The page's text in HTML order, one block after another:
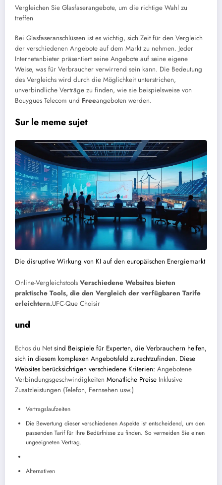
Vergleichen Sie Glasfaserangebote, um die richtige Wahl zu
treffen
Bei Glasfaseranschlüssen ist es wichtig, sich Zeit für den Vergleich
der verschiedenen Angebote auf dem Markt zu nehmen. Jeder
Internetanbieter präsentiert seine Angebote auf seine eigene
Weise, was für Verbraucher verwirrend sein kann. Die Bedeutung
des Vergleichs wird durch die Möglichkeit unterstrichen,
unverbindliche Verträge zu finden, wie sie beispielsweise von
Bouygues Telecom und Freeangeboten werden.
Sur le meme sujet
Die disruptive Wirkung von KI auf den europäischen Energiemarkt
Online-Vergleichstools Verschiedene Websites bieten
praktische Tools, die den Vergleich der verfügbaren Tarife
erleichtern.UFC-Que Choisir
und
Echos du Netsind Beispiele für Experten, die Verbrauchern helfen,
sich in diesem komplexen Angebotsfeld zurechtzufinden. Diese
Websites berücksichtigen verschiedene Kriterien: Angebotene
Verbindungsgeschwindigkeiten Monatliche Preise Inklusive
Zusatzleistungen (Telefon, Fernsehen usw.)
Vertragslaufzeiten
Die Bewertung dieser verschiedenen Aspekte ist entscheidend, um den
passenden Tarif für Ihre Bedürfnisse zu finden. So vermeiden Sie einen
ungeeigneten Vertrag.
Alternativen